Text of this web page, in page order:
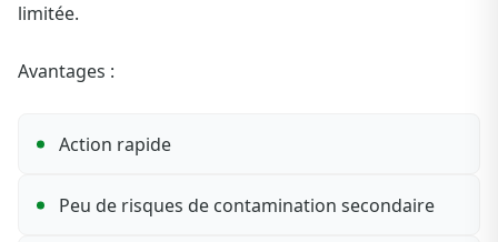
limitée.
Avantages :
Action rapide
Peu de risques de contamination secondaire